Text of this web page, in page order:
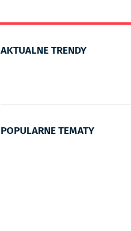
AKTUALNE TRENDY
POPULARNE TEMATY